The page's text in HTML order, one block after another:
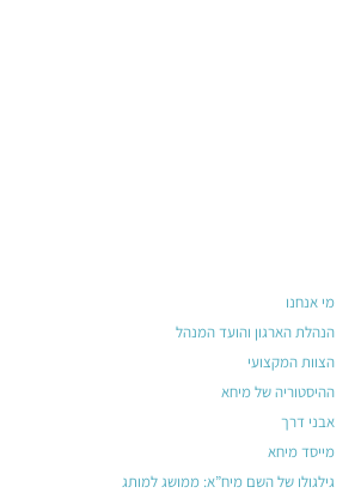
מי אנחנו
הנהלת הארגון והועד המנהל
הצוות המקצועי
ההיסטוריה של מיחא
אבני דרך
מייסד מיחא
גילגולו של השם מיח”א: ממושג למותג